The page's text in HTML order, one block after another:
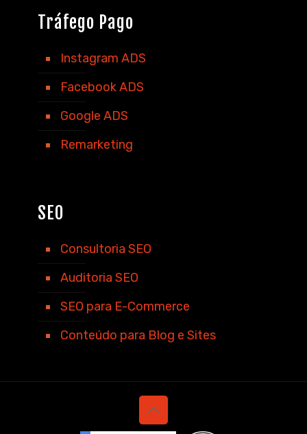
Tráfego Pago
Instagram ADS
Facebook ADS
Google ADS
Remarketing
SEO
Consultoria SEO
Auditoria SEO
SEO para E-Commerce
Conteúdo para Blog e Sites